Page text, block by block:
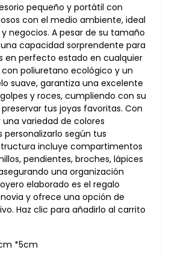
pequeño y portátil con
con el medio ambiente, ideal
negocios. A pesar de su tamaño
capacidad sorprendente para
en perfecto estado en cualquier
poliuretano ecológico y un
suave, garantiza una excelente
y roces, cumpliendo con su
tus joyas favoritas. Con
variedad de colores
personalizarlo según tus
incluye compartimentos
pendientes, broches, lápices
una organización
elaborado es el regalo
y ofrece una opción de
Haz clic para añadirlo al carrito
*5cm